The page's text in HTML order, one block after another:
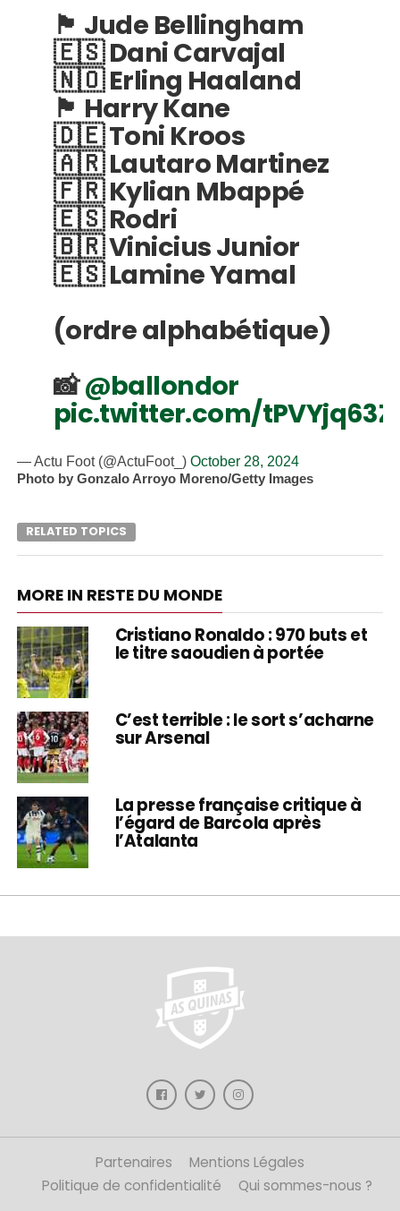
🏴󠁧󠁢󠁥󠁮󠁧󠁿 Jude Bellingham
🇪🇸 Dani Carvajal
🇳🇴 Erling Haaland
🏴󠁧󠁢󠁥󠁮󠁧󠁿 Harry Kane
🇩🇪 Toni Kroos
🇦🇷 Lautaro Martinez
🇫🇷 Kylian Mbappé
🇪🇸 Rodri
🇧🇷 Vinicius Junior
🇪🇸 Lamine Yamal
(ordre alphabétique)
📸@ballondor
pic.twitter.com/
— Actu Foot (@ActuFoot_) October 28, 2024
Photo by Gonzalo Arroyo Moreno/Getty Images
RELATED TOPICS
MORE IN RESTE DU MONDE
Cristiano Ronaldo : 970 buts et
le titre saoudien à portée
C’est terrible : le sort s’acharne
sur Arsenal
La presse française critique à
l’égard de Barcola après
l’Atalanta
Partenaires
Mentions Légales
Politique de confidentialité
Qui sommes-nous ?